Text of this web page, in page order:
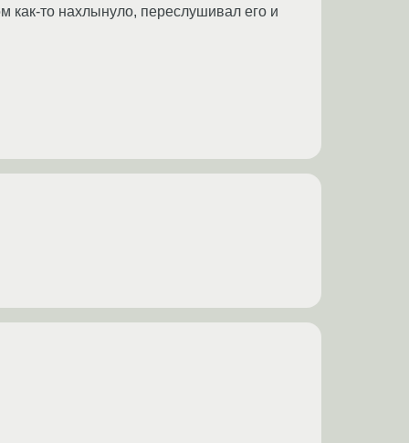
как-то нахлынуло, переслушивал его и